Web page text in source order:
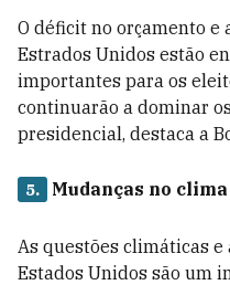
O déficit no orçamento e
Estrados Unidos estão
importantes para os
continuarão a dominar
presidencial, destaca a
5. Mudanças no clima
As questões climáticas
Estados Unidos são um